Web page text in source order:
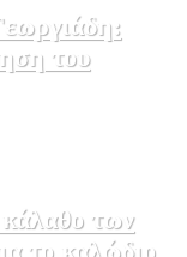
του
των
το καλώδιο